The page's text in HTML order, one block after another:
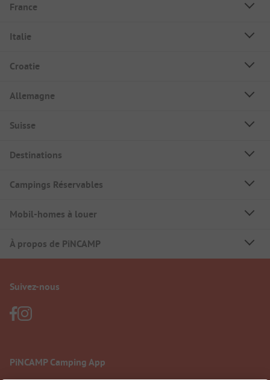
France
Italie
Croatie
Allemagne
Suisse
Destinations
Campings Réservables
Mobil-homes à louer
À propos de PiNCAMP
Suivez-nous
PiNCAMP Camping App